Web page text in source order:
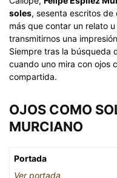
soles, sesenta escritos
más que contar un relato
transmitirnos una
Siempre tras la búsqueda
cuando uno mira con ojos
compartida.
OJOS COMO
MURCIANO
Portada
Ver portada